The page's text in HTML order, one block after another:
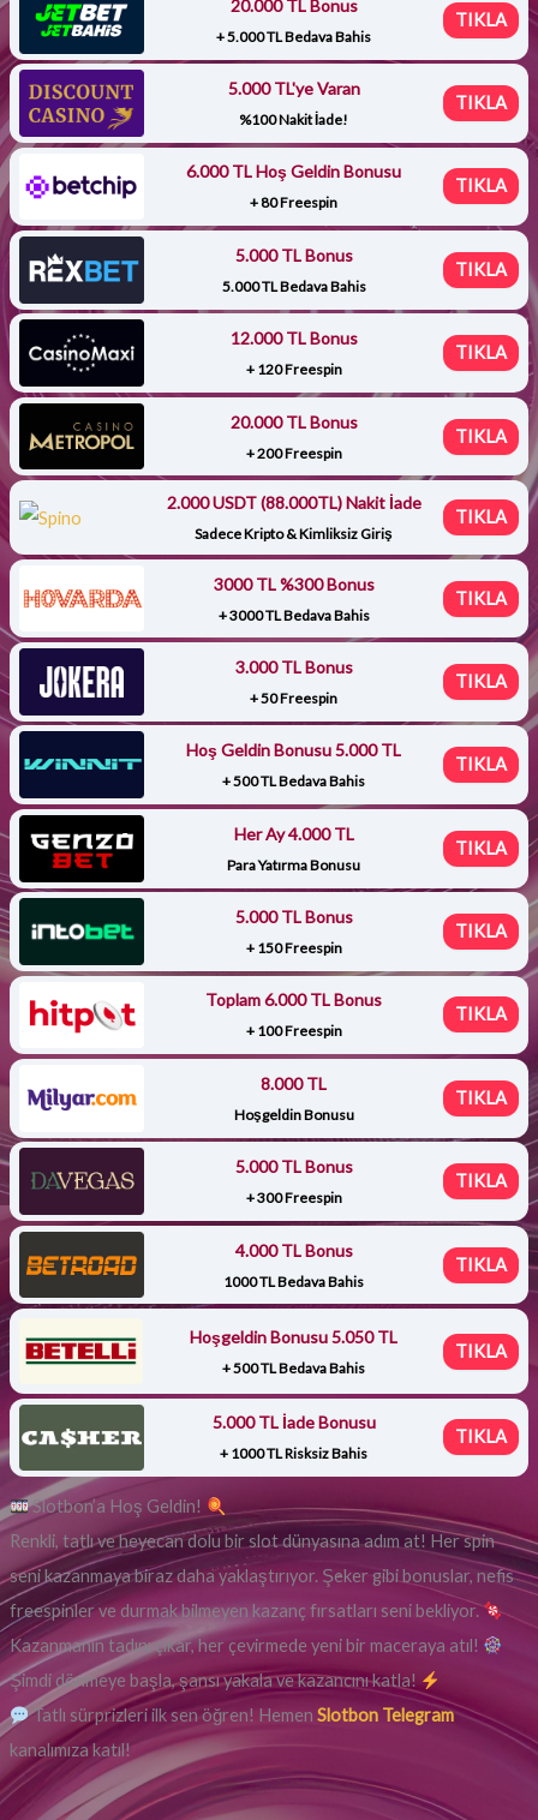
20.000 TL Bonus
+ 5.000 TL Bedava Bahis
TIKLA
5.000 TL'ye Varan
%100 Nakit İade!
TIKLA
6.000 TL Hoş Geldin Bonusu
+ 80 Freespin
TIKLA
5.000 TL Bonus
5.000 TL Bedava Bahis
TIKLA
12.000 TL Bonus
+ 120 Freespin
TIKLA
20.000 TL Bonus
+ 200 Freespin
TIKLA
2.000 USDT (88.000TL) Nakit İade
Sadece Kripto & Kimliksiz Giriş
TIKLA
3000 TL %300 Bonus
+ 3000 TL Bedava Bahis
TIKLA
3.000 TL Bonus
+ 50 Freespin
TIKLA
Hoş Geldin Bonusu 5.000 TL
+ 500 TL Bedava Bahis
TIKLA
Her Ay 4.000 TL
Para Yatırma Bonusu
TIKLA
5.000 TL Bonus
+ 150 Freespin
TIKLA
Toplam 6.000 TL Bonus
+ 100 Freespin
TIKLA
8.000 TL
Hoşgeldin Bonusu
TIKLA
5.000 TL Bonus
+ 300 Freespin
TIKLA
4.000 TL Bonus
1000 TL Bedava Bahis
TIKLA
Hoşgeldin Bonusu 5.050 TL
+ 500 TL Bedava Bahis
TIKLA
5.000 TL İade Bonusu
+ 1000 TL Risksiz Bahis
TIKLA
Slotbon’a Hoş Geldin!
Renkli, tatlı ve heyecan dolu bir slot dünyasına adım at! Her spin
seni kazanmaya biraz daha yaklaştırıyor. Şeker gibi bonuslar, nefis
freespinler ve durmak bilmeyen kazanç fırsatları seni bekliyor.
Kazanmanın tadını çıkar, her çevirmede yeni bir maceraya atıl!
Şimdi dönmeye başla, şansı yakala ve kazancını katla!
Tatlı sürprizleri ilk sen öğren! HemenSlotbon Telegram
kanalımıza katıl!